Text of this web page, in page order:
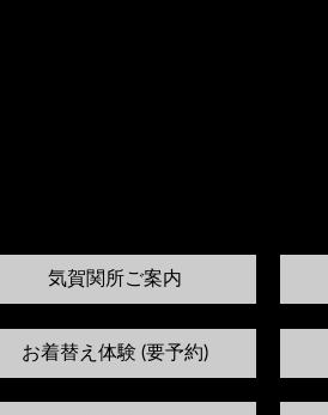
気賀関所ご案内
お着替え体験 (要予約)